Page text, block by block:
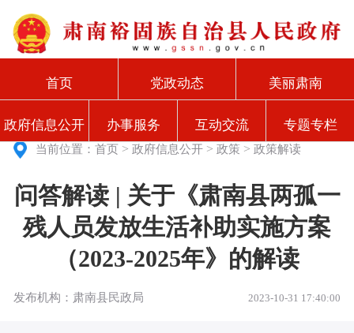
首页 党政动态 美丽肃南
政府信息公开 办事服务 互动交流 专题专栏
当前位置：首页 >政府信息公开 >政策 >政策解读
问答解读 | 关于《肃南县两孤一
残人员发放生活补助实施方案
（2023-2025年》的解读
发布机构：肃南县民政局 2023-10-31 17:40:00